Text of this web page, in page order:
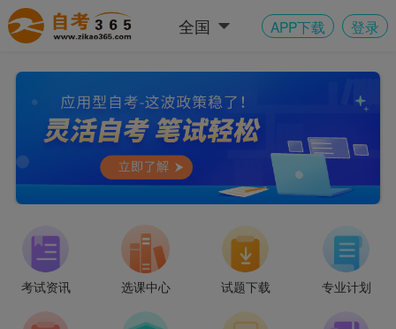
全国 APP下载 登录
考试资讯 选课中心 试题下载 专业计划